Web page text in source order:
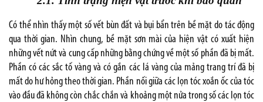
Có thể nhìn thấy một số vết bùn đất và bụi bẩn trên bề mặt do tác động
qua thời gian. Nhìn chung, bề mặt sơn mài của hiện vật có xuất hiện
những vết nứt và cung cấp những bằng chứng về một số phần đã bị mất.
Phần có các sắc tố vàng và có gắn các lá vàng của mảng trang trí đã bị
mất do hư hỏng theo thời gian. Phần nối giữa các lọn tóc xoắn ốc của tóc
vào đầu đã không còn chắc chắn và khoảng một nửa trong số các lọn tóc